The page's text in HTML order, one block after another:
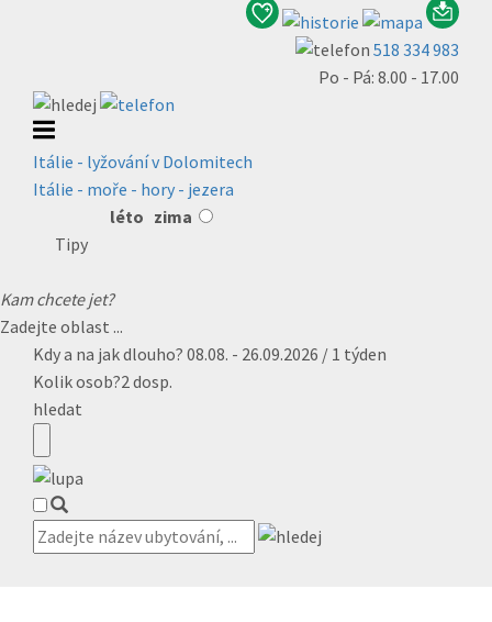
518 334 983
Po - Pá: 8.00 - 17.00
Itálie - lyžování v Dolomitech
Itálie - moře - hory - jezera
léto zima
Tipy
Kam chcete jet?
Zadejte oblast ...
Kdy a na jak dlouho? 08.08. - 26.09.2026 / 1 týden
Kolik osob?2 dosp.
hledat